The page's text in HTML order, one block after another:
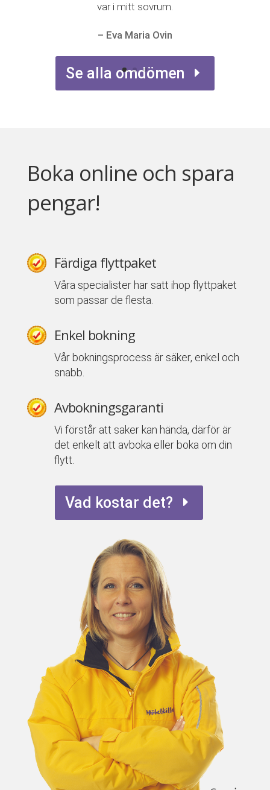
var i mitt sovrum.
– Eva Maria Ovin
Se alla omdömen
Boka online och spara
pengar!
Färdiga flyttpaket
Våra specialister har satt ihop flyttpaket
som passar de flesta.
Enkel bokning
Vår bokningsprocess är säker, enkel och
snabb.
Avbokningsgaranti
Vi förstår att saker kan hända, därför är
det enkelt att avboka eller boka om din
flytt.
Vad kostar det?